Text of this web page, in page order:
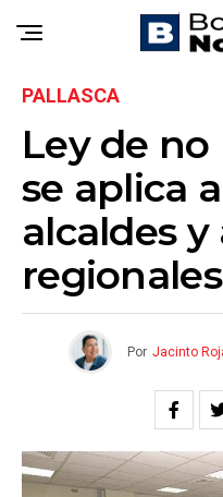
PALLASCA
Ley de
se aplica
alcaldes
regionales
Por Jacinto